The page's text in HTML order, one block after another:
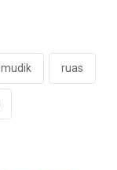
mudik ruas